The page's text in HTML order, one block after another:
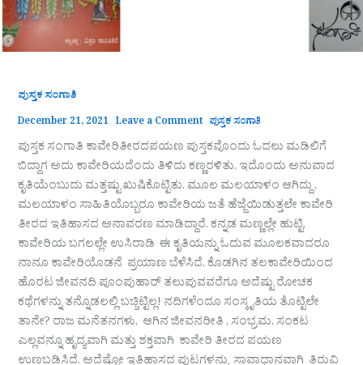
ಪುಸ್ತಕ ಸಂಗಾತಿ
December 21, 2021 Leave a Comment ಪುಸ್ತಕ ಸಂಗಾತಿ
ಪುಸ್ತಕ ಸಂಗಾತಿ ಕಾವೇರಿತೀರದಪಯಣ ಪುಸ್ತಕವೊಂದು ಓದಲು ಮಡಿಲಿಗೆ
ಬಿದ್ದಾಗ ಅದು ಕಾವೇರಿಯದೆಂದು ತಿಳಿದು ಕಣ್ಣರಳಿತು. ಇದೊಂದು ಅನುವಾದ
ಕೃತಿಯೆಂಬುದು ಮತ್ತಷ್ಟು ಖುಷಿಕೊಟ್ಟಿತು. ಮೂಲ ಮಲಯಾಳಂ ಆಗಿದ್ದು ,
ಮಲಯಾಳಂ ಸಾಹಿತಿಯೊಬ್ಬರೂ ಕಾವೇರಿಯ ಜತೆ ಹೆಜ್ಜೆಯಿಡುತ್ತಲೇ ಕಾವೇರಿ
ತೀರದ ಇತಿಹಾಸದ ಅನಾವರಣ ಮಾಡಿದ್ದಾರೆ. ಕನ್ನಡ ಮಣ್ಣಲ್ಲೇ ಹುಟ್ಟಿ,
ಕಾವೇರಿಯ ಬಗಲಲ್ಲೇ ಉಸಿರಾಡಿ ಈ ಕೃತಿಯನ್ನು ಓದುವ ಮೂಲಕವಾದರೂ
ನಾನೂ ಕಾವೇರಿಯೊಡನೆ ಪ್ರಯಾಣ ಬೆಳೆಸಿದೆ. ಕೊಡಗಿನ ತಲಕಾವೇರಿಯಿಂದ
ಹೊರಟ ಜೀವನದಿ ಪೂಂಪುಹಾರ್ ತಲುಪುವವರೆಗೂ ಅದೆಷ್ಟು ರೋಚಕ
ಕಥೆಗಳನ್ನು ತನ್ನೊಡಲಲ್ಲಿ ಬಚ್ಚಿಟ್ಟಿಲ್ಲ! ನದಿಗಳೆಂದೂ ಸಂಸ್ಕೃತಿಯ ತೊಟ್ಟಿಲೇ
ತಾನೇ? ರಾಜ ಮನೆತನಗಳು, ಆಗಿನ ಜೀವನರೀತಿ , ಸಂಭ್ರಮ, ಸಂಕಟ
ಎಲ್ಲವನ್ನೂ ಹೃದ್ಯವಾಗಿ ಮತ್ತು ಶಕ್ತವಾಗಿ ಕಾವೇರಿ ತೀರದ ಪಯಣ